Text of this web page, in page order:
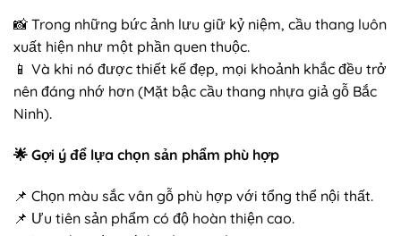
📸 Trong những bức ảnh lưu giữ kỷ niệm, cầu thang luôn
xuất hiện như một phần quen thuộc.
📱 Và khi nó được thiết kế đẹp, mọi khoảnh khắc đều trở
nên đáng nhớ hơn (Mặt bậc cầu thang nhựa giả gỗ Bắc
Ninh).
🌟 Gợi ý để lựa chọn sản phẩm phù hợp
📌 Chọn màu sắc vân gỗ phù hợp với tổng thể nội thất.
📌 Ưu tiên sản phẩm có độ hoàn thiện cao.